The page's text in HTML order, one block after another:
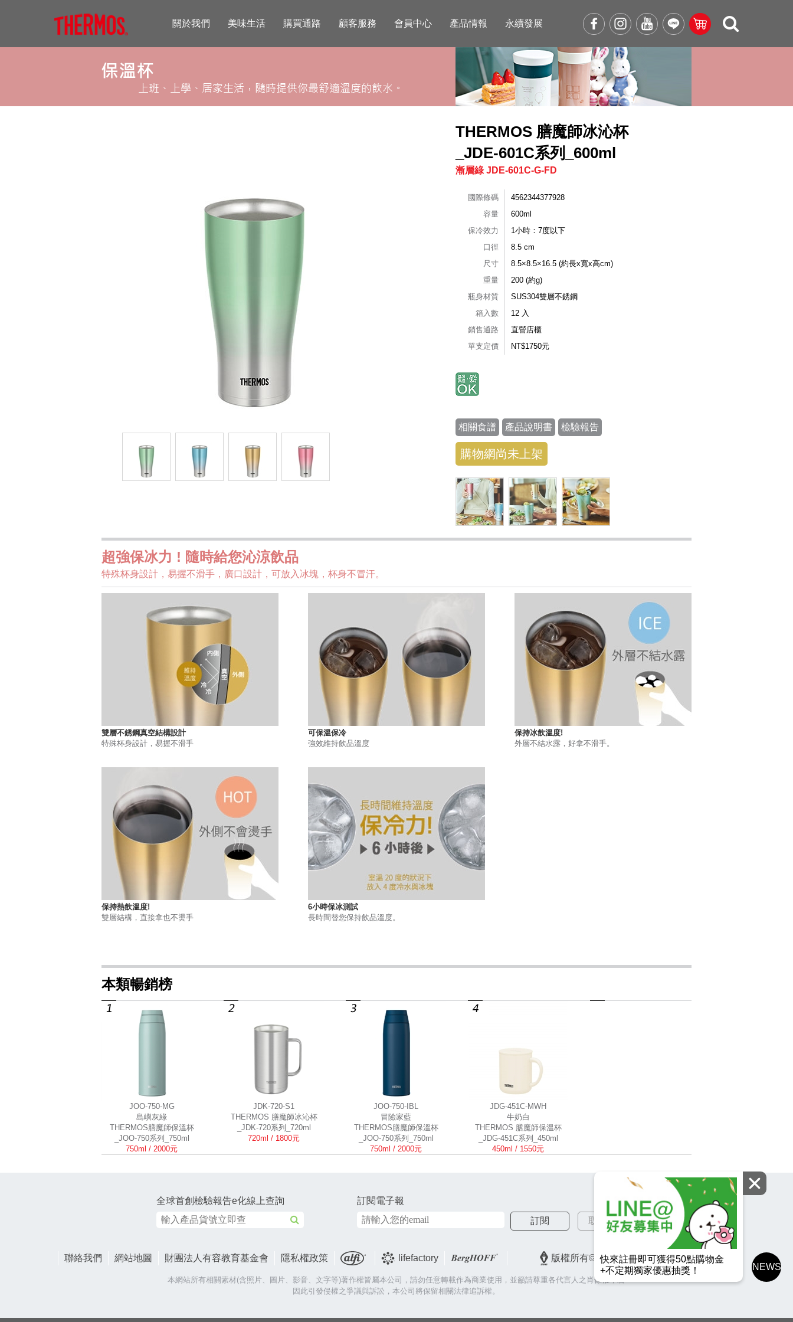
NEWS
快來註冊即可獲得50點購物金
+不定期獨家優惠抽獎！
關於我們 美味生活 購買通路 顧客服務 會員中心 產品情報 永續發展
THERMOS 膳魔師冰沁杯
_JDE-601C系列_600ml
漸層綠 JDE-601C-G-FD
國際條碼
4562344377928
容量
600ml
保冷效力
1小時：7度以下
口徑
8.5 cm
尺寸
8.5×8.5×16.5 (約長x寬x高cm)
重量
200 (約g)
瓶身材質
SUS304雙層不銹鋼
箱入數
12 入
銷售通路
直營店櫃
單支定價
NT$1750元
相關食譜 產品說明書 檢驗報告
購物網尚未上架
超強保冰力 ! 隨時給您沁涼飲品
特殊杯身設計，易握不滑手，廣口設計，可放入冰塊，杯身不冒汗。
雙層不銹鋼真空結構設計
特殊杯身設計，易握不滑手
可保溫保冷
強效維持飲品溫度
保持冰飲溫度!
外層不結水露，好拿不滑手。
保持熱飲溫度!
雙層結構，直接拿也不燙手
6小時保冰測試
長時間替您保持飲品溫度。
本類暢銷榜
JOO-750-MG
島嶼灰綠
THERMOS膳魔師保溫杯
_JOO-750系列_750ml
750ml / 2000元
JDK-720-S1
THERMOS 膳魔師冰沁杯
_JDK-720系列_720ml
720ml / 1800元
JOO-750-IBL
冒險家藍
THERMOS膳魔師保溫杯
_JOO-750系列_750ml
750ml / 2000元
JDG-451C-MWH
牛奶白
THERMOS 膳魔師保溫杯
_JDG-451C系列_450ml
450ml / 1550元
全球首創檢驗報告e化線上查詢
訂閱電子報
訂閱
取消訂閱
聯絡我們 網站地圖 財團法人有容教育基金會 隱私權政策 lifefactory 版權所有© 2026 皇冠金屬工業股份有限公司
本網站所有相關素材(含照片、圖片、影音、文字等)著作權皆屬本公司，請勿任意轉載作為商業使用，並籲請尊重各代言人之肖像權，若
因此引發侵權之爭議與訴訟，本公司將保留相關法律追訴權。